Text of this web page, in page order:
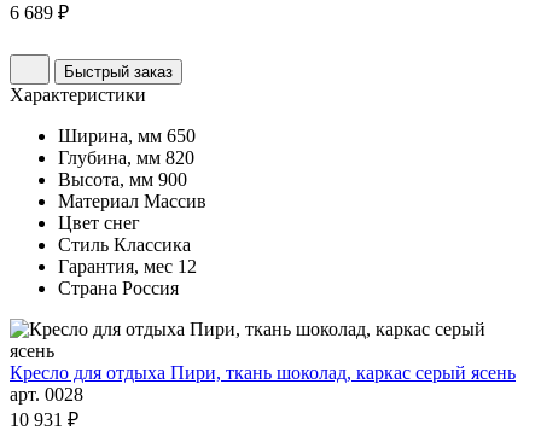
6 689 ₽
Быстрый заказ
Характеристики
Ширина, мм 650
Глубина, мм 820
Высота, мм 900
Материал Массив
Цвет снег
Стиль Классика
Гарантия, мес 12
Страна Россия
Кресло для отдыха Пири, ткань шоколад, каркас серый ясень
арт. 0028
10 931 ₽